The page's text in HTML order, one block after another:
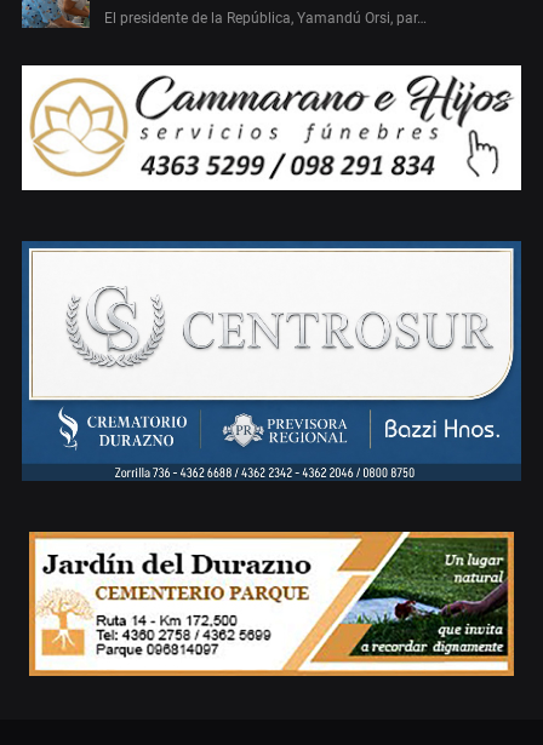
El presidente de la República, Yamandú Orsi, par…